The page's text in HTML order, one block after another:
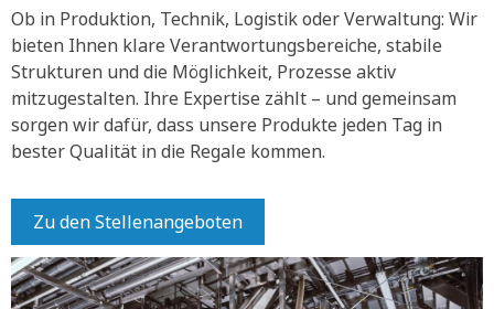
Ob in Produktion, Technik, Logistik oder Verwaltung: Wir
bieten Ihnen klare Verantwortungsbereiche, stabile
Strukturen und die Möglichkeit, Prozesse aktiv
mitzugestalten. Ihre Expertise zählt – und gemeinsam
sorgen wir dafür, dass unsere Produkte jeden Tag in
bester Qualität in die Regale kommen.
Zu den Stellenangeboten